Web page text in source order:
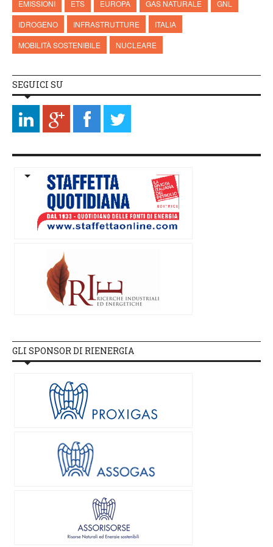
EMISSIONI ETS EUROPA GAS NATURALE
GNL
IDROGENO
INFRASTRUTTURE
ITALIA
MOBILITÀ SOSTENIBILE
NUCLEARE
SEGUICI SU
GLI SPONSOR DI RIENERGIA